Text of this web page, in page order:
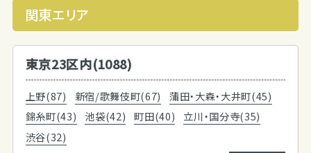
関東エリア
東京23区内(1088)
上野(87) 新宿/歌舞伎町(67)
蒲田・大森・大井町(45)
錦糸町(43)
池袋(42) 町田(40)
立川・国分寺(35)
渋谷(32)